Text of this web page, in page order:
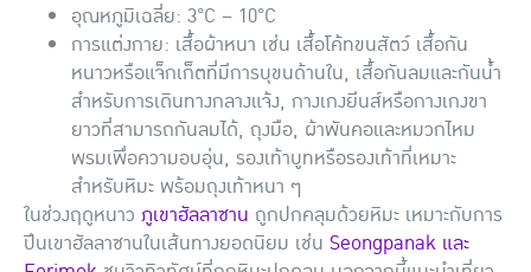
อุณหภูมิเฉลี่ย: 3°C – 10°C
การแต่งกาย: เสื้อผ้าหนา เช่น เสื้อโค้ทขนสัตว์ เสื้อกัน
หนาวหรือแจ็กเก็ตที่มีการบุขนด้านใน, เสื้อกันลมและกันน้ำ
สำหรับการเดินทางกลางแจ้ง, กางเกงยีนส์หรือกางเกงขา
ยาวที่สามารถกันลมได้, ถุงมือ, ผ้าพันคอและหมวกไหม
พรมเพื่อความอบอุ่น, รองเท้าบูทหรือรองเท้าที่เหมาะ
สำหรับหิมะ พร้อมถุงเท้าหนา ๆ
ในช่วงฤดูหนาว ภูเขาฮัลลาซาน ถูกปกคลุมด้วยหิมะ เหมาะกับการ
ปีนเขาฮัลลาซานในเส้นทางยอดนิยม เช่น Seongpanak และ